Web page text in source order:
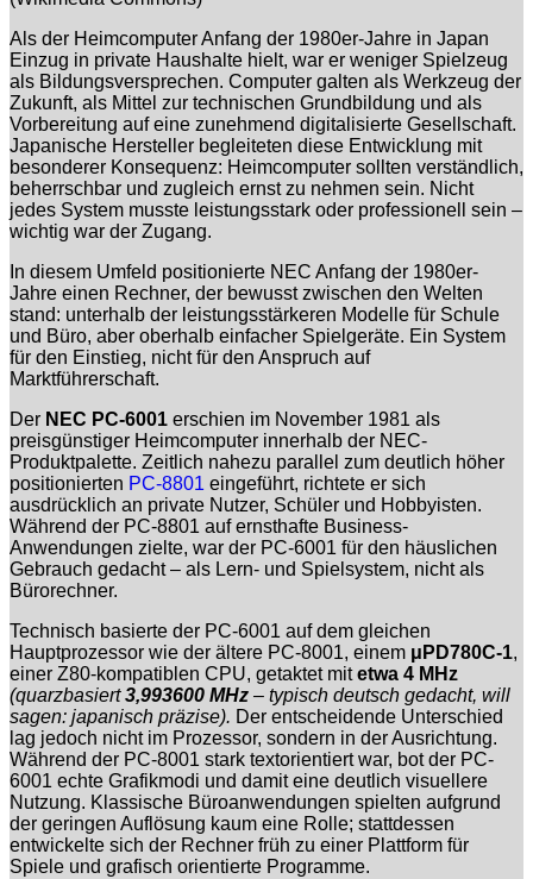
Als der Heimcomputer Anfang der 1980er-Jahre in Japan
Einzug in private Haushalte hielt, war er weniger Spielzeug
als Bildungsversprechen. Computer galten als Werkzeug der
Zukunft, als Mittel zur technischen Grundbildung und als
Vorbereitung auf eine zunehmend digitalisierte Gesellschaft.
Japanische Hersteller begleiteten diese Entwicklung mit
besonderer Konsequenz: Heimcomputer sollten verständlich,
beherrschbar und zugleich ernst zu nehmen sein. Nicht
jedes System musste leistungsstark oder professionell sein –
wichtig war der Zugang.
In diesem Umfeld positionierte NEC Anfang der 1980er-
Jahre einen Rechner, der bewusst zwischen den Welten
stand: unterhalb der leistungsstärkeren Modelle für Schule
und Büro, aber oberhalb einfacher Spielgeräte. Ein System
für den Einstieg, nicht für den Anspruch auf
Marktführerschaft.
Der NEC PC-6001 erschien im November 1981 als
preisgünstiger Heimcomputer innerhalb der NEC-
Produktpalette. Zeitlich nahezu parallel zum deutlich höher
positionierten PC-8801 eingeführt, richtete er sich
ausdrücklich an private Nutzer, Schüler und Hobbyisten.
Während der PC-8801 auf ernsthafte Business-
Anwendungen zielte, war der PC-6001 für den häuslichen
Gebrauch gedacht – als Lern- und Spielsystem, nicht als
Bürorechner.
Technisch basierte der PC-6001 auf dem gleichen
Hauptprozessor wie der ältere PC-8001, einem μPD780C-1,
einer Z80-kompatiblen CPU, getaktet mitetwa 4 MHz
(quarzbasiert3,993600 MHz – typisch deutsch gedacht, will
sagen: japanisch präzise). Der entscheidende Unterschied
lag jedoch nicht im Prozessor, sondern in der Ausrichtung.
Während der PC-8001 stark textorientiert war, bot der PC-
6001 echte Grafikmodi und damit eine deutlich visuellere
Nutzung. Klassische Büroanwendungen spielten aufgrund
der geringen Auflösung kaum eine Rolle; stattdessen
entwickelte sich der Rechner früh zu einer Plattform für
Spiele und grafisch orientierte Programme.